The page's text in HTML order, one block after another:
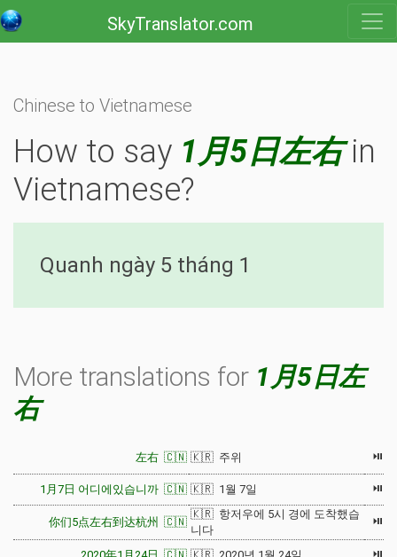
SkyTranslator.com
Chinese to Vietnamese
How to say 1月5日左右in
Vietnamese?
Quanh ngày 5 tháng 1
More translations for 1月5日左
右
左右 🇨🇳 🇰🇷 주위 ⏯
1月7日 어디에있습니까 🇨🇳 🇰🇷 1월 7일 ⏯
你们5点左右到达杭州 🇨🇳
🇰🇷 항저우에 5시 경에 도착했습
니다
⏯
⏯